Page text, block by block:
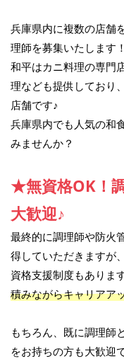
兵庫県内に複数の店舗
理師を募集いたします！
和平はカニ料理の専門
理なども提供しており
店舗です♪
兵庫県内でも人気の和
みませんか？
★無資格OK！
大歓迎♪
最終的に調理師や防火
得していただきますが
資格支援制度もありま
積みながらキャリアア
もちろん、既に調理師
をお持ちの方も大歓迎